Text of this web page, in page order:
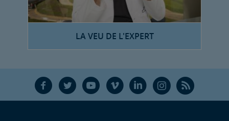
LA VEU DE L'EXPERT
F T Y V L Ñ R